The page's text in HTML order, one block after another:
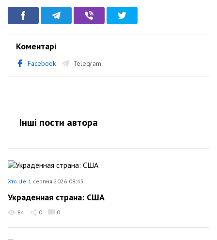
Коментарі
Facebook Telegram
Інші пости автора
Хто Це 1 серпня 2026 08:45
Украденная страна: США
84 0 0